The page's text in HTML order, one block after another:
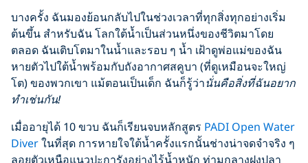
บางครั้ง ฉันมองย้อนกลับไปในช่วงเวลาที่ทุกสิ่งทุกอย่างเริ่ม
ต้นขึ้น สำหรับฉัน โลกใต้น้ำเป็นส่วนหนึ่งของชีวิตมาโดย
ตลอด ฉันเติบโตมาในน้ำและรอบ ๆ น้ำ เฝ้าดูพ่อแม่ของฉัน
หายตัวไปใต้น้ำพร้อมกับถังอากาศสคูบา (ที่ดูเหมือนจะใหญ่
โต) ของพวกเขา แม้ตอนเป็นเด็ก ฉันก็รู้ว่านั่นคือสิ่งที่ฉันอยาก
ทำเช่นกัน!
เมื่ออายุได้ 10 ขวบ ฉันก็เรียนจบหลักสูตร PADI Open Water
Diverในที่สุด การหายใจใต้น้ำครั้งแรกนั้นช่างน่าจดจำจริง ๆ
ลอยตัวเหนือแนวปะการังอย่างไร้น้ำหนัก ท่ามกลางฝูงปลา